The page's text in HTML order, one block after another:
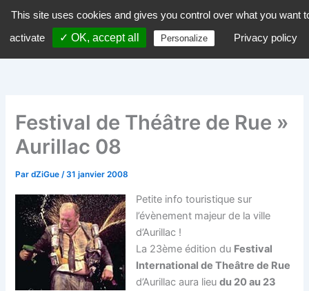
contenu
dZiGue
Festival de Théâtre de Rue »
Aurillac 08
PardZiGue/31 janvier 2008
Petite info touristique sur
l’évènement majeur de la ville
d’Aurillac !
La 23ème édition du Festival
International de Theâtre de Rue
d’Aurillac aura lieudu 20 au 23
This site uses cookies and gives you control over what you want
activate
✓ OK, accept all Personalize Privacy policy